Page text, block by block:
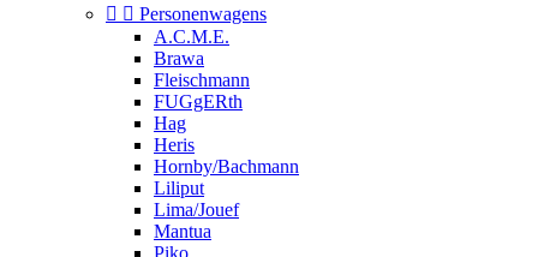
  Personenwagens
A.C.M.E.
Brawa
Fleischmann
FUGgERth
Hag
Heris
Hornby/Bachmann
Liliput
Lima/Jouef
Mantua
Piko